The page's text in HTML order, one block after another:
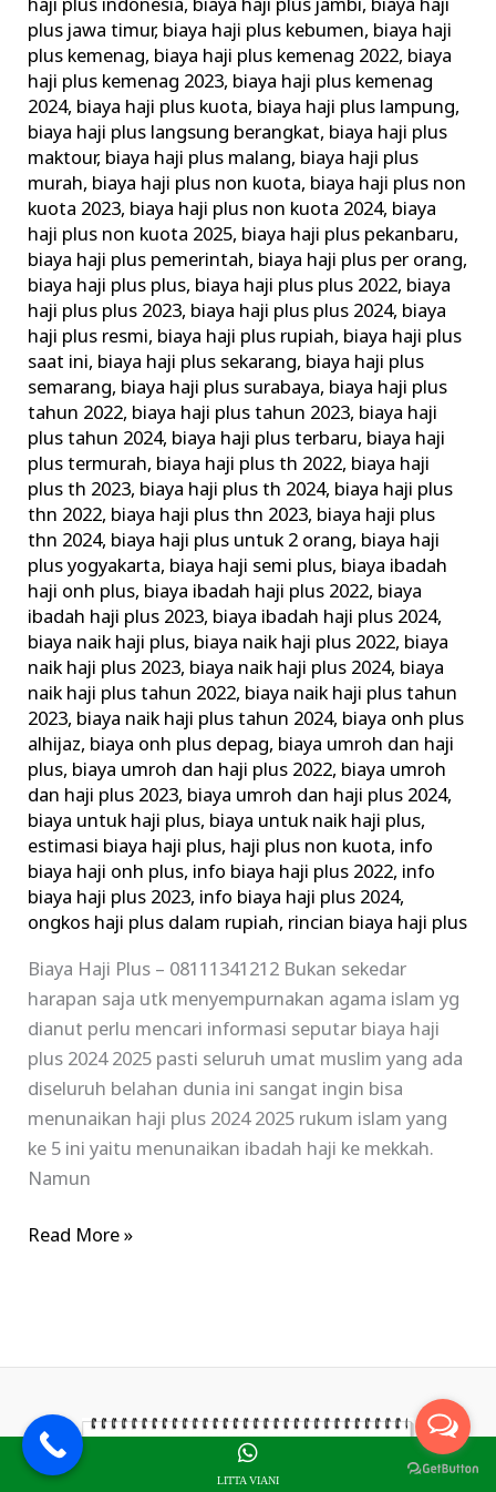
haji plus indonesia, biaya haji plus jambi, biaya haji
plus jawa timur, biaya haji plus kebumen, biaya haji
plus kemenag, biaya haji plus kemenag 2022, biaya
haji plus kemenag 2023, biaya haji plus kemenag
2024, biaya haji plus kuota, biaya haji plus lampung,
biaya haji plus langsung berangkat, biaya haji plus
maktour, biaya haji plus malang, biaya haji plus
murah, biaya haji plus non kuota, biaya haji plus non
kuota 2023, biaya haji plus non kuota 2024, biaya
haji plus non kuota 2025, biaya haji plus pekanbaru,
biaya haji plus pemerintah, biaya haji plus per orang,
biaya haji plus plus, biaya haji plus plus 2022, biaya
haji plus plus 2023, biaya haji plus plus 2024, biaya
haji plus resmi, biaya haji plus rupiah, biaya haji plus
saat ini, biaya haji plus sekarang, biaya haji plus
semarang, biaya haji plus surabaya, biaya haji plus
tahun 2022, biaya haji plus tahun 2023, biaya haji
plus tahun 2024, biaya haji plus terbaru, biaya haji
plus termurah, biaya haji plus th 2022, biaya haji
plus th 2023, biaya haji plus th 2024, biaya haji plus
thn 2022, biaya haji plus thn 2023, biaya haji plus
thn 2024, biaya haji plus untuk 2 orang, biaya haji
plus yogyakarta, biaya haji semi plus, biaya ibadah
haji onh plus, biaya ibadah haji plus 2022, biaya
ibadah haji plus 2023, biaya ibadah haji plus 2024,
biaya naik haji plus, biaya naik haji plus 2022, biaya
naik haji plus 2023, biaya naik haji plus 2024, biaya
naik haji plus tahun 2022, biaya naik haji plus tahun
2023, biaya naik haji plus tahun 2024, biaya onh plus
alhijaz, biaya onh plus depag, biaya umroh dan haji
plus, biaya umroh dan haji plus 2022, biaya umroh
dan haji plus 2023, biaya umroh dan haji plus 2024,
biaya untuk haji plus, biaya untuk naik haji plus,
estimasi biaya haji plus, haji plus non kuota, info
biaya haji onh plus, info biaya haji plus 2022, info
biaya haji plus 2023, info biaya haji plus 2024,
ongkos haji plus dalam rupiah, rincian biaya haji plus
Biaya Haji Plus – 08111341212 Bukan sekedar
harapan saja utk menyempurnakan agama islam yg
dianut perlu mencari informasi seputar biaya haji
plus 2024 2025 pasti seluruh umat muslim yang ada
diseluruh belahan dunia ini sangat ingin bisa
menunaikan haji plus 2024 2025 rukum islam yang
ke 5 ini yaitu menunaikan ibadah haji ke mekkah.
Namun
Read More »
LITTA VIANI